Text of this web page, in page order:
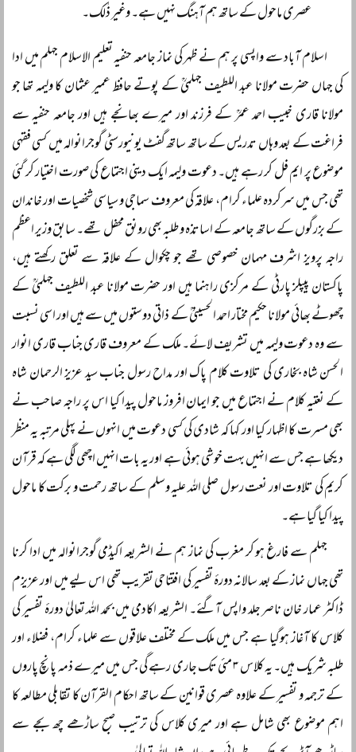
عصری ماحول کے ساتھ ہم آہنگ نہیں ہے۔ وغیر ذٰلک۔
اسلام آباد سے واپسی پر ہم نے ظہر کی نماز جامعہ حنفیہ تعلیم الاسلام جہلم میں ادا
کی جہاں حضرت مولانا عبد اللطیف جہلمیؒ کے پوتے حافظ عمیر عثمان کا ولیمہ تھا جو
مولانا قاری خبیب احمد عمرؒ کے فرزند اور میرے بھانجے ہیں اور جامعہ حنفیہ سے
فراغت کے بعد وہاں تدریس کے ساتھ ساتھ گفٹ یونیورسٹی گوجرانوالہ میں کسی فقہی
موضوع پر ایم فل کر رہے ہیں۔ دعوت ولیمہ ایک دینی اجتماع کی صورت اختیار کر گئی
تھی جس میں سرکردہ علماء کرام، علاقہ کی معروف سماجی و سیاسی شخصیات اور خاندان
کے بزرگوں کے ساتھ جامعہ کے اساتذہ و طلبہ بھی رونق محفل تھے۔ سابق وزیر اعظم
راجہ پرویز اشرف مہمان خصوصی تھے جو چکوال کے علاقہ سے تعلق رکھتے ہیں،
پاکستان پیپلز پارٹی کے مرکزی راہنما ہیں اور حضرت مولانا عبد اللطیف جہلمیؒ کے
چھوٹے بھائی مولانا حکیم مختار احمد الحسینیؒ کے ذاتی دوستوں میں سے ہیں اور اسی نسبت
سے وہ دعوت ولیمہ میں تشریف لائے۔ ملک کے معروف قاری جناب قاری انوار
الحسن شاہ بخاری کی تلاوت کلام پاک اور مداح رسول جناب سید عزیز الرحمان شاہ
کے نعتیہ کلام نے اجتماع میں جو ایمان افروز ماحول پیدا کیا اس پر راجہ صاحب نے
بھی مسرت کا اظہار کیا اور کہا کہ شادی کی کسی دعوت میں انہوں نے پہلی مرتبہ یہ منظر
دیکھا ہے جس سے انہیں بہت خوشی ہوئی ہے اور یہ بات انہیں اچھی لگی ہے کہ قرآن
کریم کی تلاوت اور نعت رسول صلی اللہ علیہ وسلم کے ساتھ رحمت و برکت کا ماحول
پیدا کیا گیا ہے۔
جہلم سے فارغ ہو کر مغرب کی نماز ہم نے الشریعہ اکیڈمی گوجرانوالہ میں ادا کرنا
تھی جہاں نماز کے بعد سالانہ دورۂ تفسیر کی افتتاحی تقریب تھی اس لیے میں اور عزیزم
ڈاکٹر عمار خان ناصر جلد واپس آگئے۔ الشریعہ اکادمی میں بحمد اللہ تعالیٰ دورۂ تفسیر کی
کلاس کا آغاز ہوگیا ہے جس میں ملک کے مختلف علاقوں سے علماء کرام، فضلاء اور
طلبہ شریک ہیں۔ یہ کلاس ۳ مئی تک جاری رہے گی جس میں میرے ذمہ پانچ پاروں
کے ترجمہ و تفسیر کے علاوہ عصری قوانین کے ساتھ احکام القرآن کا تقابلی مطالعہ کا
اہم موضوع بھی شامل ہے اور میری کلاس کی ترتیب صبح ساڑھے چھ بجے سے